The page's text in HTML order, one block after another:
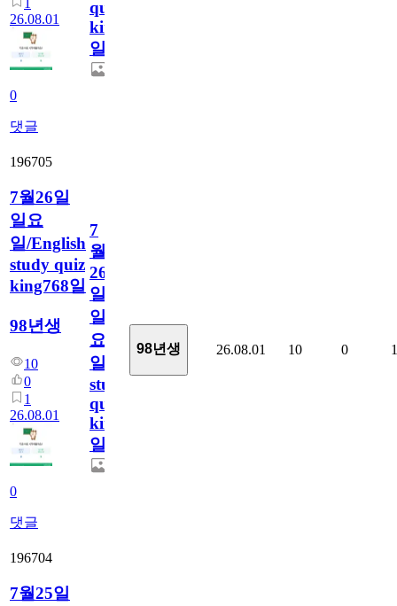
26.08.01
0
댓글
quiz
king769
일
196705
7월26일
일요
일/English
study quiz
king768일
98년생
10
0
1
26.08.01
0
댓글
7
월
26
일
일
요
일/English
study
quiz
king768
일
98년생 26.08.01 10 0 1
196704
7월25일